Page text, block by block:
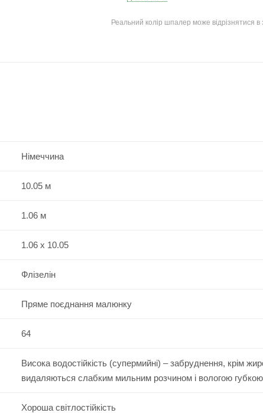
Реальний колір шпалер може відрізнятися в
Німеччина
10.05 м
1.06 м
1.06 x 10.05
Флізелін
Пряме поєднання малюнку
64
Висока водостійкість (супермийні) – забруднення, крім
видаляються слабким мильним розчином і вологою губкою
Хороша світлостійкість